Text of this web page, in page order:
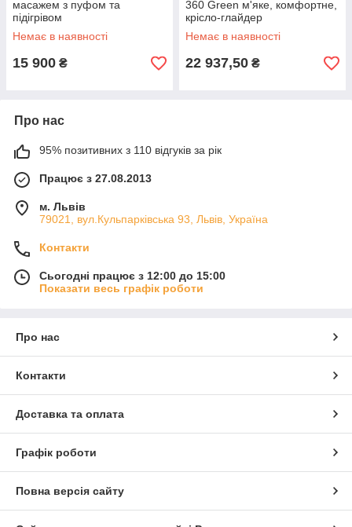
масажем з пуфом та
підігрівом
Немає в наявності
15 900 ₴
360 Green м'яке, комфортне,
крісло-глайдер
Немає в наявності
22 937,50 ₴
Про нас
95% позитивних з 110 відгуків за рік
Працює з 27.08.2013
м. Львів
79021, вул.Кульпарківська 93, Львів, Україна
Контакти
Сьогодні працює з 12:00 до 15:00
Показати весь графік роботи
Про нас
Контакти
Доставка та оплата
Графік роботи
Повна версія сайту